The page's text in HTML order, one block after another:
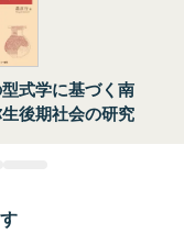
式学に基づく南
後期社会の研究